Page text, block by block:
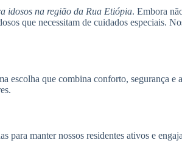
idosos na região da Rua Etiópia. Embora
que necessitam de cuidados especiais.
escolha que combina conforto, segurança
para manter nossos residentes ativos e